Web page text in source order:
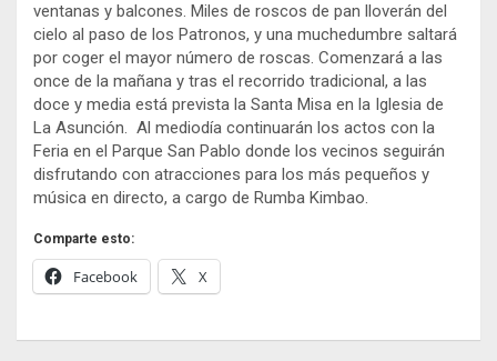
ventanas y balcones. Miles de roscos de pan lloverán del
cielo al paso de los Patronos, y una muchedumbre saltará
por coger el mayor número de roscas. Comenzará a las
once de la mañana y tras el recorrido tradicional, a las
doce y media está prevista la Santa Misa en la Iglesia de
La Asunción. Al mediodía continuarán los actos con la
Feria en el Parque San Pablo donde los vecinos seguirán
disfrutando con atracciones para los más pequeños y
música en directo, a cargo de Rumba Kimbao.
Comparte esto:
Facebook X